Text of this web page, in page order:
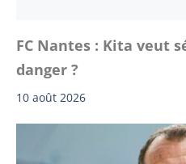
FC Nantes : Kita veut
danger ?
10 août 2026